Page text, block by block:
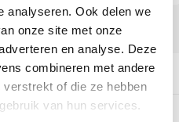
analyseren. Ook delen we
onze site met onze
en analyse. Deze
combineren met andere
of die ze hebben
van hun services.